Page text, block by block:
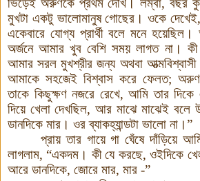
ভিড়েই অরুণকে প্রথম দেখি । লম্বা, বছর
মুখটা একটু ভালোমানুষ গোছের । ওকে দেখেই,
একেবারে যোগ্য প্রার্থী বলে মনে হয়েছিল ।
অর্জনে আমার খুব বেশি সময় লাগত না।
আমার সরল মুখশ্রীর জন্য অথবা আত্মবিশ্বাসী
আমাকে সহজেই বিশ্বাস করে ফেলত;
তাকে কিছুক্ষণ নজরে রেখে, আমি তার দিকে
দিয়ে খেলা দেখছিল,আর মাঝে মাঝেই বলে
ডানদিকে মার । ওর ব্যাকহ্যান্ডটা ভালো না ।”
প্রায় তার গায়ে গা ঘেঁষে দাঁড়িয়ে
লাগলাম, “একদম । কী যে করছে,ওইদিকে
আরে ডানদিকে, জোরে মার, মার -”